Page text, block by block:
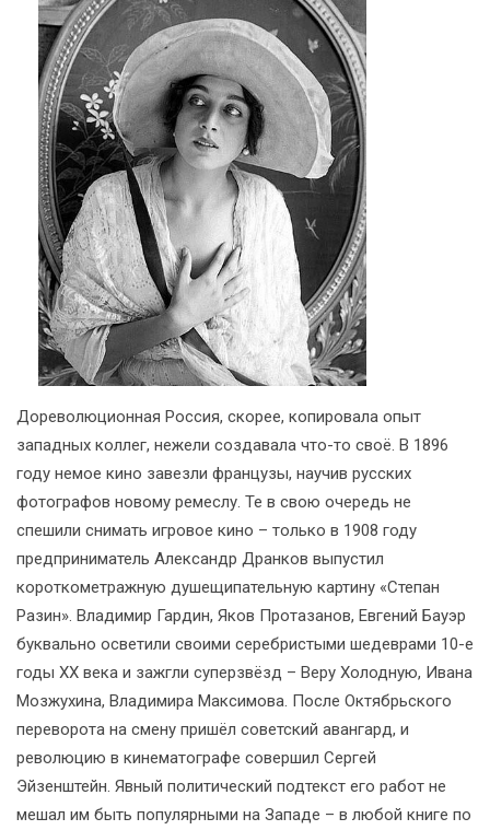
Дореволюционная Россия, скорее, копировала опыт
западных коллег, нежели создавала что-то своё. В 1896
году немое кино завезли французы, научив русских
фотографов новому ремеслу. Те в свою очередь не
спешили снимать игровое кино – только в 1908 году
предприниматель Александр Дранков выпустил
короткометражную душещипательную картину «Степан
Разин». Владимир Гардин, Яков Протазанов, Евгений Бауэр
буквально осветили своими серебристыми шедеврами 10-е
годы XX века и зажгли суперзвёзд – Веру Холодную, Ивана
Мозжухина, Владимира Максимова. После Октябрьского
переворота на смену пришёл советский авангард, и
революцию в кинематографе совершил Сергей
Эйзенштейн. Явный политический подтекст его работ не
мешал им быть популярными на Западе – в любой книге по